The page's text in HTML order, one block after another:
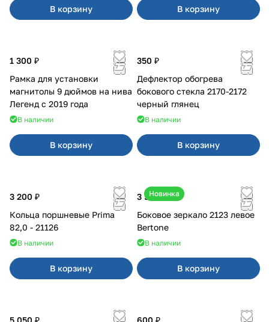
В корзину В корзину
1 300 ₽
Рамка для установки
магнитолы 9 дюймов на нива
Легенд с 2019 года
В наличии
В корзину
350 ₽
Дефлектор обогрева
бокового стекла 2170-2172
черный глянец
В наличии
В корзину
3 200 ₽
Кольца поршневые Prima
82,0 - 21126
В наличии
В корзину
Новинка
3 500 ₽
Боковое зеркало 2123 левое
Bertone
В наличии
В корзину
5 050 ₽ 600 ₽